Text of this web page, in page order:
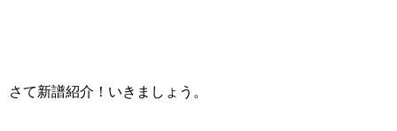
さて新譜紹介！いきましょう。